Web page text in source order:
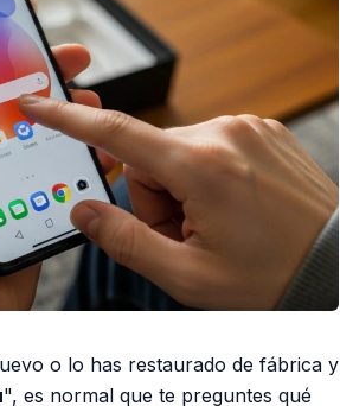
o lo has restaurado de fábrica y
", es normal que te preguntes qué